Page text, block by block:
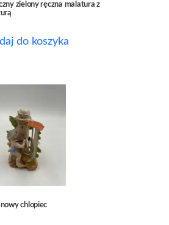
zielony ręczna malatura z
do koszyka
chlopiec